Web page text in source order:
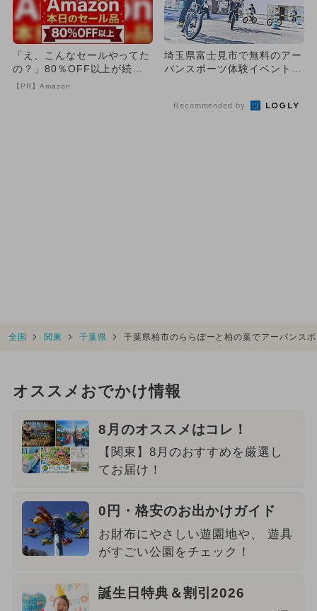
「え、こんなセールやってた
の？」80％OFF以上が続々
登場！Amazonの本気が...
【PR】Amazon
埼玉県富士見市で無料のアー
バンスポーツ体験イベント開
Recommended by
全国 関東 千葉県 千葉県柏市のららぽーと柏の葉でアーバンス
オススメおでかけ情報
8月のオススメはコレ！
【関東】8月のおすすめを厳選し
てお届け！
0円・格安のお出かけガイド
お財布にやさしい遊園地や、 遊具
がすごい公園をチェック！
誕生日特典＆割引2026